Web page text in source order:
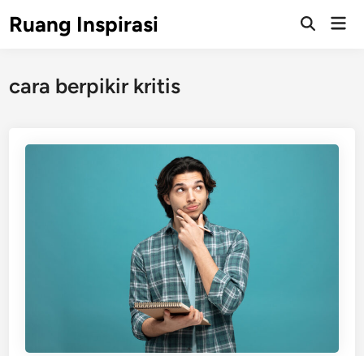
toRuang Inspirasi
cara berpikir kritis